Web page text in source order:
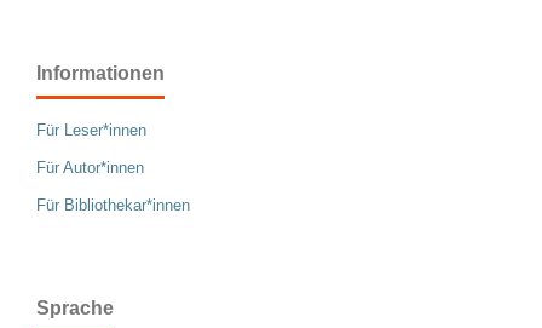
Informationen
Für Leser*innen
Für Autor*innen
Für Bibliothekar*innen
Sprache